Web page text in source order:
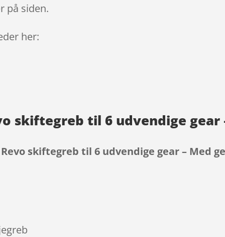
på siden.
her:
skiftegreb til 6 udvendige
Revo skiftegreb til 6 udvendige gear – Med